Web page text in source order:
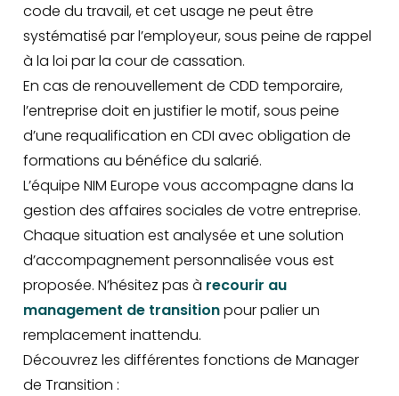
code du travail, et cet usage ne peut être
systématisé par l’employeur, sous peine de rappel
à la loi par la cour de cassation.
En cas de renouvellement de CDD temporaire,
l’entreprise doit en justifier le motif, sous peine
d’une requalification en CDI avec obligation de
formations au bénéfice du salarié.
L’équipe NIM Europe vous accompagne dans la
gestion des affaires sociales de votre entreprise.
Chaque situation est analysée et une solution
d’accompagnement personnalisée vous est
proposée. N’hésitez pas à recourir au
management de transitionpour palier un
remplacement inattendu.
Découvrez les différentes fonctions de Manager
de Transition :